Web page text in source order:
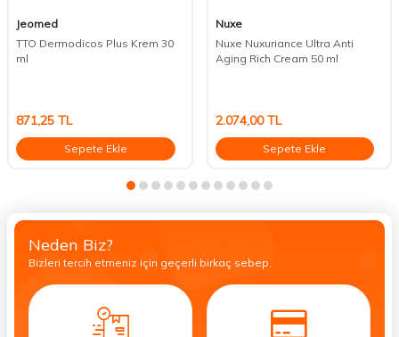
Jeomed
TTO Dermodicos Plus Krem 30
ml
871,25 TL
Sepete Ekle
Nuxe
Nuxe Nuxuriance Ultra Anti
Aging Rich Cream 50 ml
2.074,00TL
Sepete Ekle
Neden Biz?
Bizleri tercih etmeniz için geçerli birkaç sebep.